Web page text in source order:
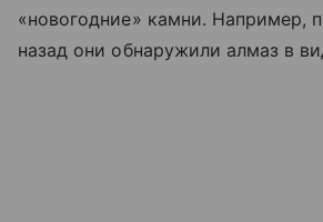
«новогодние» камни. Например,
назад они обнаружили алмаз в